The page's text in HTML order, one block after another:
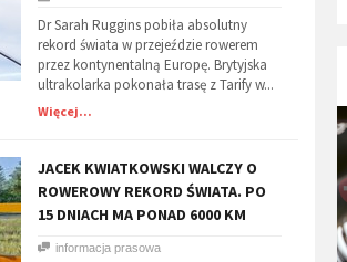
Dr Sarah Ruggins pobiła absolutny
rekord świata w przejeździe rowerem
przez kontynentalną Europę. Brytyjska
ultrakolarka pokonała trasę z Tarify w...
Więcej...
JACEK KWIATKOWSKI WALCZY O
ROWEROWY REKORD ŚWIATA. PO
15 DNIACH MA PONAD 6000 KM
informacja prasowa